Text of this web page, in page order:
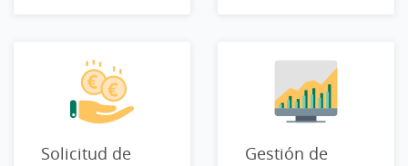
Solicitud de
Gestión de